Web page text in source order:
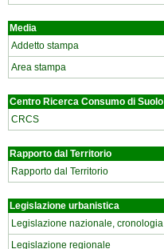
Media
Addetto stampa
Area stampa
Centro Ricerca Consumo di Suolo
CRCS
Rapporto dal Territorio
Rapporto dal Territorio
Legislazione urbanistica
Legislazione nazionale, cronologia
Legislazione regionale